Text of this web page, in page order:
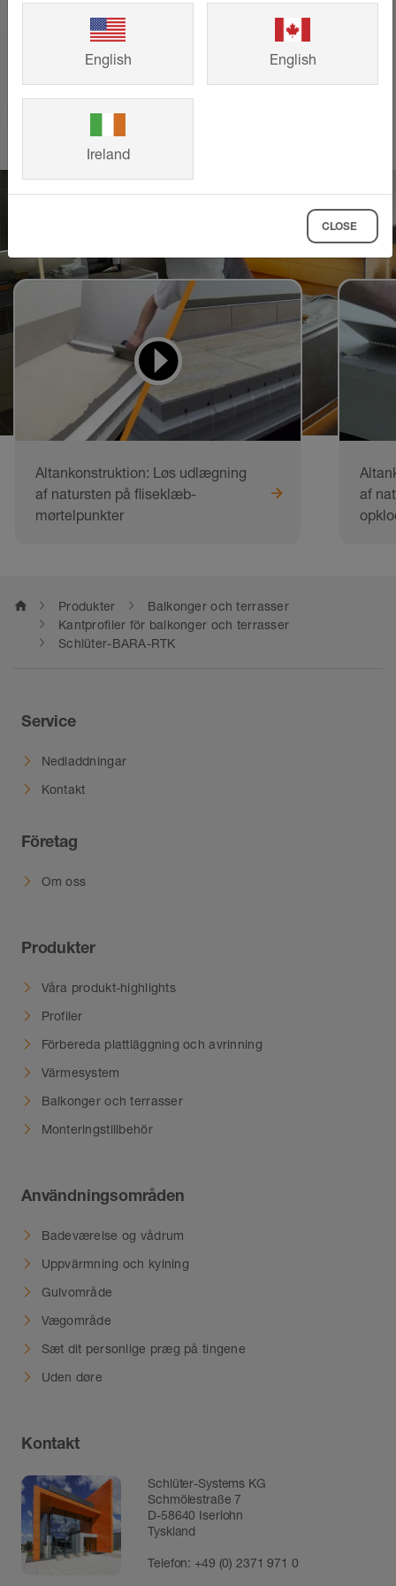
till ditt eget projekt.
Videor för att lära sig
och göra efter
Altankonstruktion: Løs udlægning
af natursten på fliseklæb-
mørtelpunkter
af
home Produkter
Balkonger och terrasser
Kantprofiler för balkonger och terrasser
Schlüter-BARA-RTK
Service
Nedladdningar
Kontakt
Företag
Om oss
Produkter
Våra produkt-highlights
Profiler
Förbereda plattläggning och avrinning
Värmesystem
Balkonger och terrasser
Monteringstillbehör
Användningsområden
Badeværelse og vådrum
Uppvärmning och kylning
Gulvområde
Vægområde
Sæt dit personlige præg på tingene
Uden døre
Kontakt
Schlüter-Systems KG
Schmölestraße 7
D-58640 Iserlohn
Tyskland
Telefon:+49 (0) 2371 971 0
English English
Ireland
CLOSE